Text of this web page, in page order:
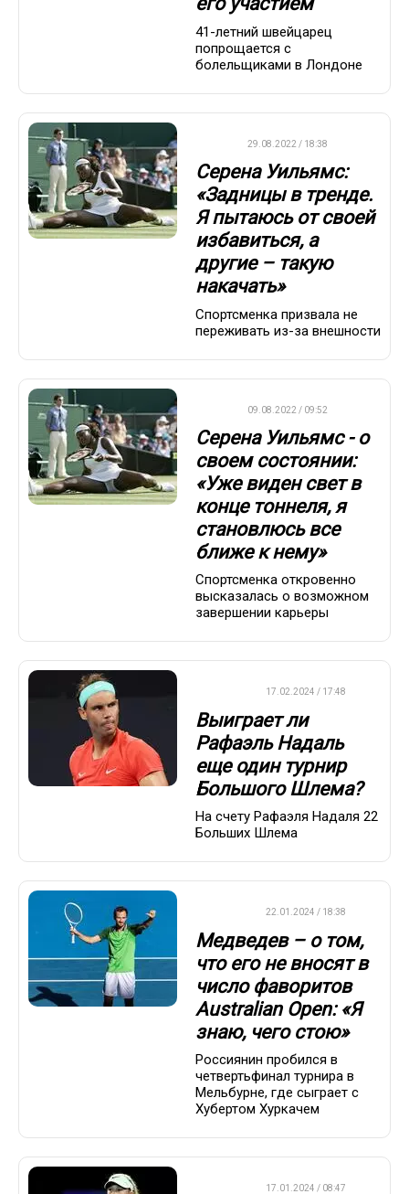
41-летний швейцарец
попрощается с
болельщиками в Лондоне
29.08.2022 / 18:38
Серена Уильямс:
«Задницы в тренде.
Я пытаюсь от своей
избавиться, а
другие – такую
накачать»
Спортсменка призвала не
переживать из-за внешности
09.08.2022 / 09:52
Серена Уильямс - о
своем состоянии:
«Уже виден свет в
конце тоннеля, я
становлюсь все
ближе к нему»
Спортсменка откровенно
высказалась о возможном
завершении карьеры
17.02.2024 / 17:48
Выиграет ли
Рафаэль Надаль
еще один турнир
Большого Шлема?
На счету Рафаэля Надаля 22
Больших Шлема
22.01.2024 / 18:38
Медведев – о том,
что его не вносят в
число фаворитов
Australian Open: «Я
знаю, чего стою»
Россиянин пробился в
четвертьфинал турнира в
Мельбурне, где сыграет с
Хубертом Хуркачем
17.01.2024 / 08:47